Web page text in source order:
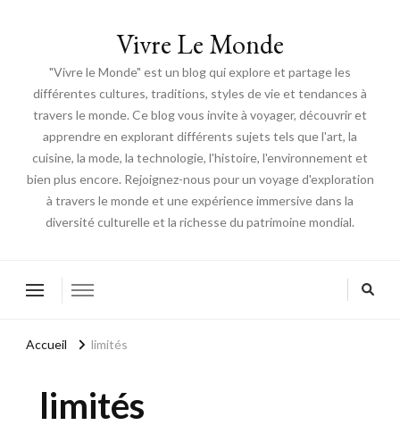
Vivre Le Monde
"Vivre le Monde" est un blog qui explore et partage les
différentes cultures, traditions, styles de vie et tendances à
travers le monde. Ce blog vous invite à voyager, découvrir et
apprendre en explorant différents sujets tels que l'art, la
cuisine, la mode, la technologie, l'histoire, l'environnement et
bien plus encore. Rejoignez-nous pour un voyage d'exploration
à travers le monde et une expérience immersive dans la
diversité culturelle et la richesse du patrimoine mondial.
Accueil limités
limités